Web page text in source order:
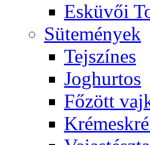
Esküvői
Sütemények
Tejszínes
Joghurtos
Főzött